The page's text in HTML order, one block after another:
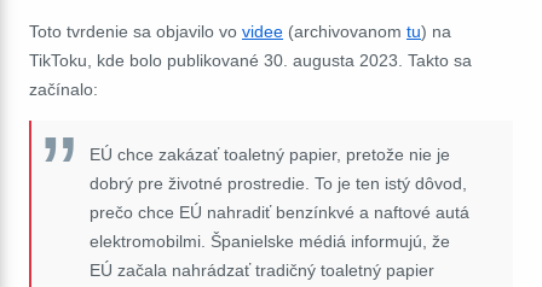
Toto tvrdenie sa objavilo vo videe (archivovanom tu) na
TikToku, kde bolo publikované 30. augusta 2023. Takto sa
začínalo:
EÚ chce zakázať toaletný papier, pretože nie je
dobrý pre životné prostredie. To je ten istý dôvod,
prečo chce EÚ nahradiť benzínkvé a naftové autá
elektromobilmi. Španielske médiá informujú, že
EÚ začala nahrádzať tradičný toaletný papier